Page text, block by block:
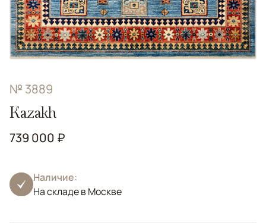
№ 3889
Kazakh
739 000 ₽
Наличие:
На складе в Москве